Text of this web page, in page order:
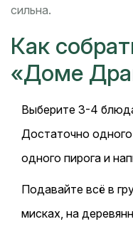
сильна.
Как
«Доме
Выберите 3-4
Достаточно
одного пирога и
Подавайте всё в
мисках, на